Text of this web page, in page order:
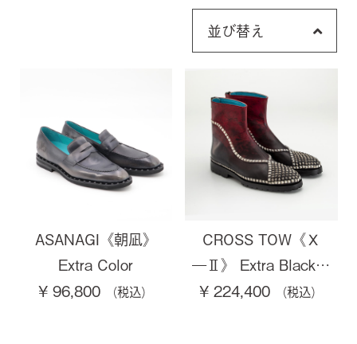
並び替え
ASANAGI《朝凪》
Extra Color
¥ 96,800
CROSS TOW《Ｘ
―Ⅱ》 Extra Black…
¥ 224,400